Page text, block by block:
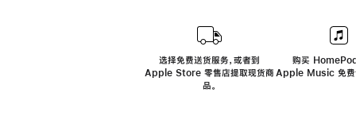
选择免费送货服务，或者到
Apple Store 零售店提取现货商
品。
购买
Apple Music 免费